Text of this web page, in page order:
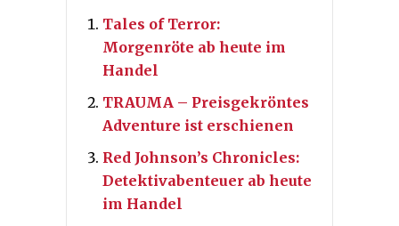
Tales of Terror:
Morgenröte ab heute im
Handel
TRAUMA – Preisgekröntes
Adventure ist erschienen
Red Johnson’s Chronicles:
Detektivabenteuer ab heute
im Handel